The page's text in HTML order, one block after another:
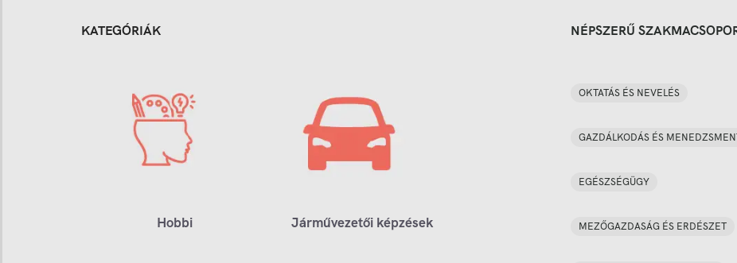
KATEGÓRIÁK
Hobbi Járművezetői képzések
NÉPSZERŰ
OKTATÁS ÉS NEVELÉS
GAZDÁLKODÁS ÉS
EGÉSZSÉGÜGY
MEZŐGAZDASÁG ÉS ERDÉSZET